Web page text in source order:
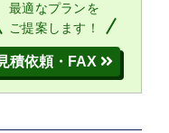
最適なプランを
ご提案します！
積依頼・FAX